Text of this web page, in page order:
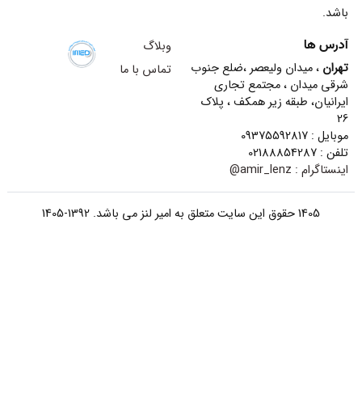
باشد.
آدرس ها
تهران ، میدان ولیعصر ،ضلع جنوب
شرقی میدان ، مجتمع تجاری
ایرانیان، طبقه زیر همکف ، پلاک
26
موبایل : 09375592817
تلفن : 02188854287
اینستاگرام : amir_lenz@
وبلاگ
تماس با ما
1405 حقوق این سایت متعلق به امیر لنز می باشد. 1392-1405